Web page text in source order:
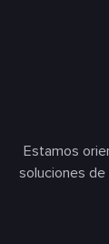
Estamos
soluciones